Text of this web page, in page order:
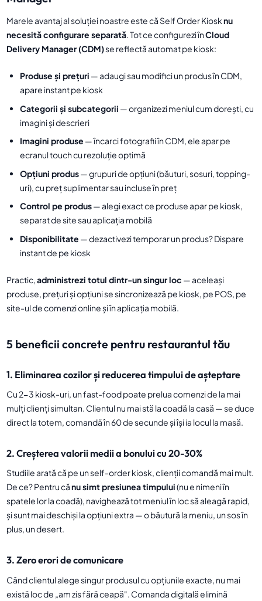
Marele avantaj al soluției noastre este că Self Order Kiosknu
necesită configurare separată. Tot ce configurezi înCloud
Delivery Manager (CDM)se reflectă automat pe kiosk:
Produse și prețuri — adaugi sau modifici un produs în CDM,
apare instant pe kiosk
Categorii și subcategorii — organizezi meniul cum dorești, cu
imagini și descrieri
Imagini produse — încarci fotografii în CDM, ele apar pe
ecranul touch cu rezoluție optimă
Opțiuni produs— grupuri de opțiuni (băuturi, sosuri, topping-
uri), cu preț suplimentar sau incluse în preț
Control pe produs— alegi exact ce produse apar pe kiosk,
separat de site sau aplicația mobilă
Disponibilitate — dezactivezi temporar un produs? Dispare
instant de pe kiosk
Practic,administrezi totul dintr-un singur loc — aceleași
produse, prețuri și opțiuni se sincronizează pe kiosk, pe POS, pe
site-ul de comenzi online și în aplicația mobilă.
5 beneficii concrete pentru restaurantul tău
1. Eliminarea cozilor și reducerea timpului de așteptare
Cu 2-3 kiosk-uri, un fast-food poate prelua comenzi de la mai
mulți clienți simultan. Clientul nu mai stă la coadă la casă — se duce
direct la totem, comandă în 60 de secunde și își ia locul la masă.
2. Creșterea valorii medii a bonului cu 20-30%
Studiile arată că pe un self-order kiosk, clienții comandă mai mult.
De ce? Pentru cănu simt presiunea timpului(nu e nimeni în
spatele lor la coadă), navighează tot meniul în loc să aleagă rapid,
și sunt mai deschiși la opțiuni extra — o băutură la meniu, un sos în
plus, un desert.
3. Zero erori de comunicare
Când clientul alege singur produsul cu opțiunile exacte, nu mai
există loc de „am zis fără ceapă". Comanda digitală elimină